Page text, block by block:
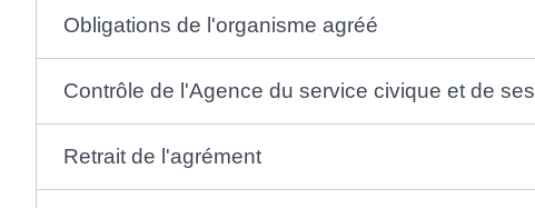
Obligations de l'organisme agréé
Contrôle de l'Agence du service civique et de
Retrait de l'agrément